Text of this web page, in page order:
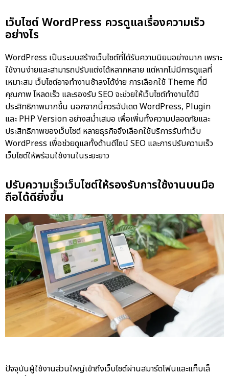
เว็บไซต์ WordPress ควรดูแลเรื่องความเร็ว
อย่างไร
WordPress เป็นระบบสร้างเว็บไซต์ที่ได้รับความนิยมอย่างมาก เพราะ
ใช้งานง่ายและสามารถปรับแต่งได้หลากหลาย แต่หากไม่มีการดูแลที่
เหมาะสม เว็บไซต์อาจทำงานช้าลงได้ง่าย การเลือกใช้ Theme ที่มี
คุณภาพ โหลดเร็ว และรองรับ SEO จะช่วยให้เว็บไซต์ทำงานได้มี
ประสิทธิภาพมากขึ้น นอกจากนี้ควรอัปเดต WordPress, Plugin
และ PHP Version อย่างสม่ำเสมอ เพื่อเพิ่มทั้งความปลอดภัยและ
ประสิทธิภาพของเว็บไซต์ หลายธุรกิจจึงเลือกใช้บริการรับทำเว็บ
WordPress เพื่อช่วยดูแลทั้งด้านดีไซน์ SEO และการปรับความเร็ว
เว็บไซต์ให้พร้อมใช้งานในระยะยาว
ปรับความเร็วเว็บไซต์ให้รองรับการใช้งานบนมือ
ถือได้ดียิ่งขึ้น
ปัจจุบันผู้ใช้งานส่วนใหญ่เข้าถึงเว็บไซต์ผ่านสมาร์ตโฟนและแท็บเล็